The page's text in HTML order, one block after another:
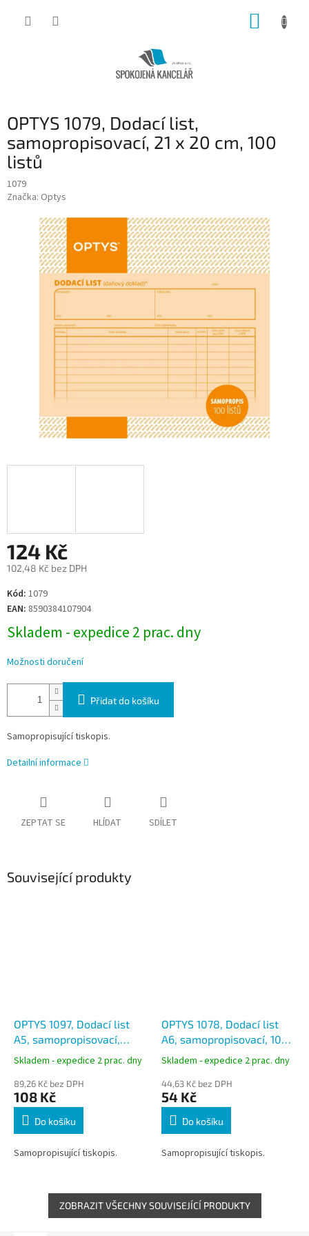
OPTYS 1079, Dodací list,
samopropisovací, 21 x 20 cm, 100
listů
1079
Značka: Optys
124 Kč
102,48 Kč bez DPH
Měrná
cena:
Kód: 1079
EAN: 8590384107904
Skladem - expedice 2 prac. dny
Možnosti doručení
Přidat do košíku
Samopropisující tiskopis.
Detailní informace
ZEPTAT SE HLÍDAT SDÍLET
Související produkty
OPTYS 1097, Dodací list
A5, samopropisovací,
lepení v hlavě
Skladem - expedice 2 prac. dny
89,26 Kč bez DPH
108 Kč
Do košíku
Samopropisující tiskopis.
OPTYS 1078, Dodací list
A6, samopropisovací, 100
listů
Skladem - expedice 2 prac. dny
44,63 Kč bez DPH
54 Kč
Do košíku
Samopropisující tiskopis.
ZOBRAZIT VŠECHNY SOUVISEJÍCÍ PRODUKTY